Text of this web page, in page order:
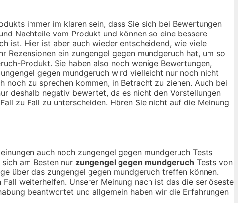
immer im klaren sein, dass Sie sich bei Bewertungen
Nachteile vom Produkt und können so eine bessere
ist. Hier ist aber auch wieder entscheidend, wie viele
Rezensionen ein zungengel gegen mundgeruch hat, um so
Produkt. Sie haben also noch wenige Bewertungen,
gegen mundgeruch wird vielleicht nur noch nicht
zu sprechen kommen, in Betracht zu ziehen. Auch bei
deshalb negativ bewertet, da es nicht den Vorstellungen
zu Fall zu unterscheiden. Hören Sie nicht auf die Meinung
auch noch zungengel gegen mundgeruch Tests
am Besten nur zungengel gegen mundgeruch Tests von
über das zungengel gegen mundgeruch treffen können.
weiterhelfen. Unserer Meinung nach ist das die seriöseste
beantwortet und allgemein haben wir die Erfahrungen